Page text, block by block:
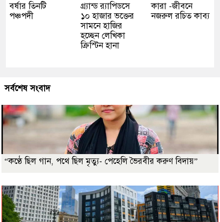
বর্ষার তিনটি
পঞ্চপদী
গ্র্যান্ড র‍্যাপিডসে
১০ হাজার ভক্তের
সামনে হাজির
হচ্ছেন লেখিকা
ক্রিস্টিন হানা
কারা -জীবনে
নজরুল রচিত কাব্য
সর্বশেষ সংবাদ
“কণ্ঠে ছিল গান, পথে ছিল মৃত্যু- পেহেলি ভৈরবীর করুণ বিদায়”